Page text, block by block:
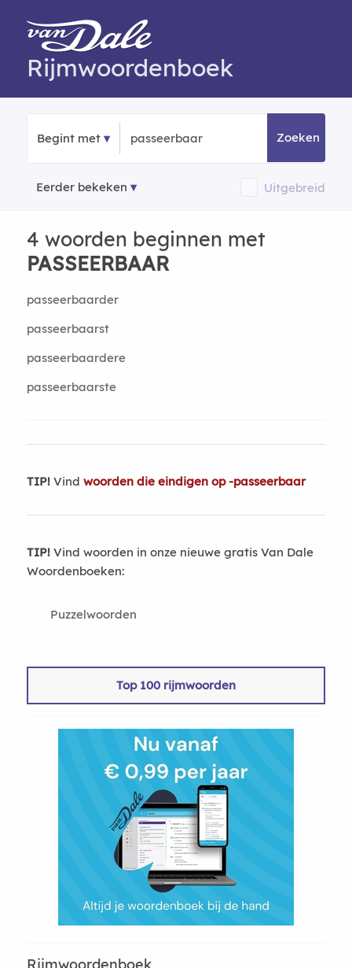
Rijmwoordenboek
Begint met Zoeken
Eerder bekeken Uitgebreid
4 woorden beginnen met
PASSEERBAAR
passeerbaarder
passeerbaarst
passeerbaardere
passeerbaarste
TIP!Vind woorden die eindigen op -passeerbaar
TIP!Vind woorden in onze nieuwe gratis Van Dale
Woordenboeken:
Puzzelwoorden
Top 100 rijmwoorden